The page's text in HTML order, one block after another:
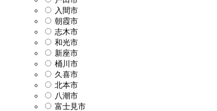
入間市
朝霞市
志木市
和光市
新座市
桶川市
久喜市
北本市
八潮市
富士見市